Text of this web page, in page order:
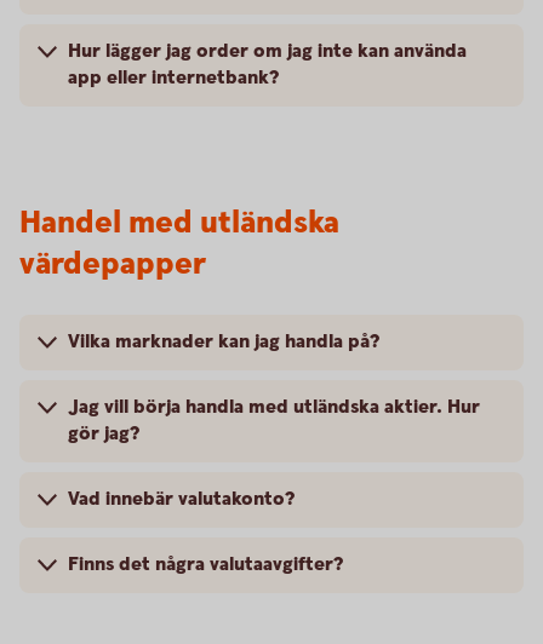
Hur lägger jag order om jag inte kan använda
app eller internetbank?
Handel med utländska
värdepapper
Vilka marknader kan jag handla på?
Jag vill börja handla med utländska aktier. Hur
gör jag?
Vad innebär valutakonto?
Finns det några valutaavgifter?